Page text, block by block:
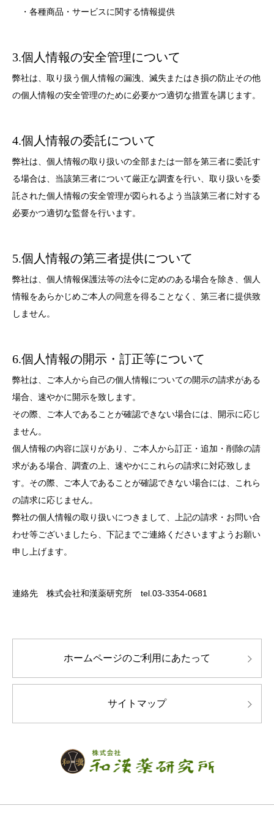
・各種商品・サービスに関する情報提供
3.個人情報の安全管理について
弊社は、取り扱う個人情報の漏洩、滅失またはき損の防止その他
の個人情報の安全管理のために必要かつ適切な措置を講じます。
4.個人情報の委託について
弊社は、個人情報の取り扱いの全部または一部を第三者に委託す
る場合は、当該第三者について厳正な調査を行い、取り扱いを委
託された個人情報の安全管理が図られるよう当該第三者に対する
必要かつ適切な監督を行います。
5.個人情報の第三者提供について
弊社は、個人情報保護法等の法令に定めのある場合を除き、個人
情報をあらかじめご本人の同意を得ることなく、第三者に提供致
しません。
6.個人情報の開示・訂正等について
弊社は、ご本人から自己の個人情報についての開示の請求がある
場合、速やかに開示を致します。
その際、ご本人であることが確認できない場合には、開示に応じ
ません。
個人情報の内容に誤りがあり、ご本人から訂正・追加・削除の請
求がある場合、調査の上、速やかにこれらの請求に対応致しま
す。その際、ご本人であることが確認できない場合には、これら
の請求に応じません。
弊社の個人情報の取り扱いにつきまして、上記の請求・お問い合
わせ等ございましたら、下記までご連絡くださいますようお願い
申し上げます。
連絡先 株式会社和漢薬研究所 tel.03-3354-0681
ホームページのご利用にあたって
サイトマップ